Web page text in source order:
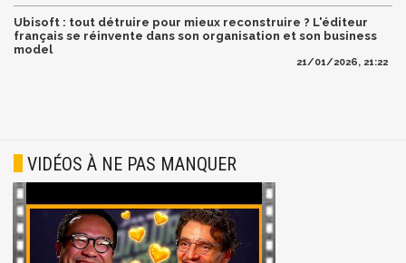
Ubisoft : tout détruire pour mieux reconstruire ? L'éditeur
français se réinvente dans son organisation et son business
model
21/01/2026, 21:22
VIDÉOS À NE PAS MANQUER